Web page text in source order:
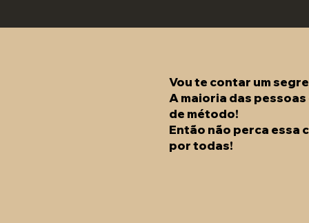
Vou te contar um
A maioria das
de método!
Então não perca essa
por todas!